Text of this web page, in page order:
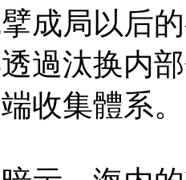
成局以后
過汰换内
收集體系。